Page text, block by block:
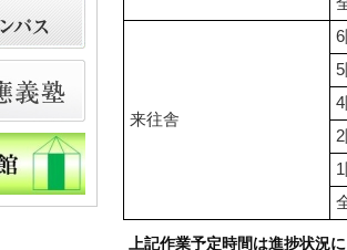
来往舎
上記作業予定時間は進捗状況